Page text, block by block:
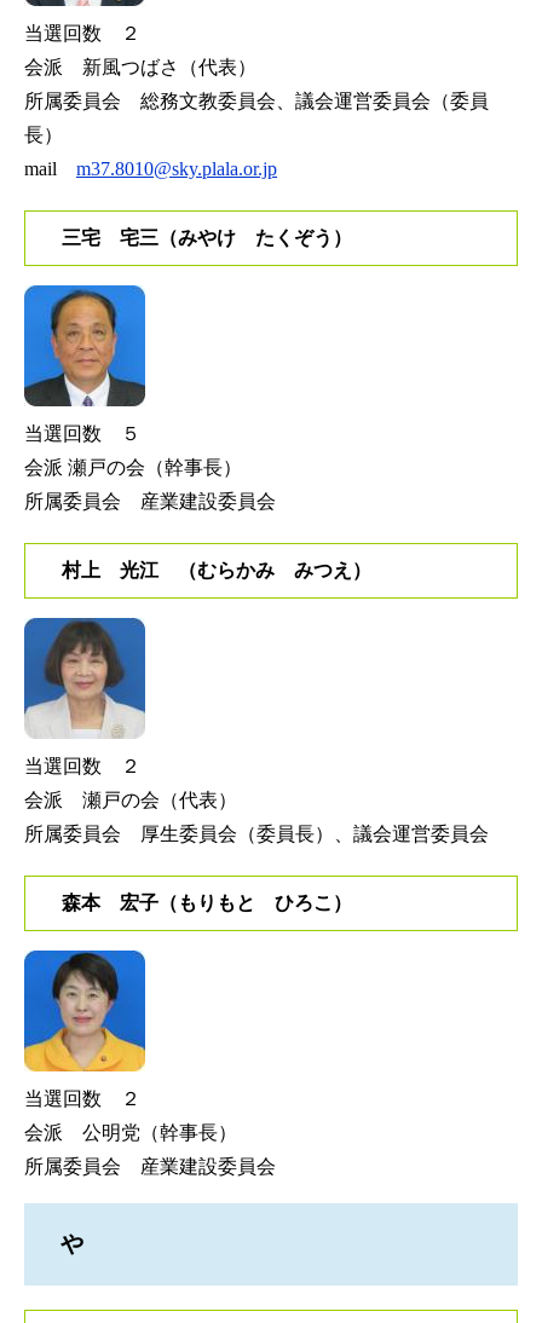
当選回数 ２
会派 新風つばさ（代表）
所属委員会 総務文教委員会、議会運営委員会（委員
長）
mail m37.8010@sky.plala.or.jp
三宅 宅三（みやけ たくぞう）
当選回数 ５
会派 瀬戸の会（幹事長）
所属委員会 産業建設委員会
村上 光江 （むらかみ みつえ）
当選回数 ２
会派 瀬戸の会（代表）
所属委員会 厚生委員会（委員長）、議会運営委員会
森本 宏子（もりもと ひろこ）
当選回数 ２
会派 公明党（幹事長）
所属委員会 産業建設委員会
や